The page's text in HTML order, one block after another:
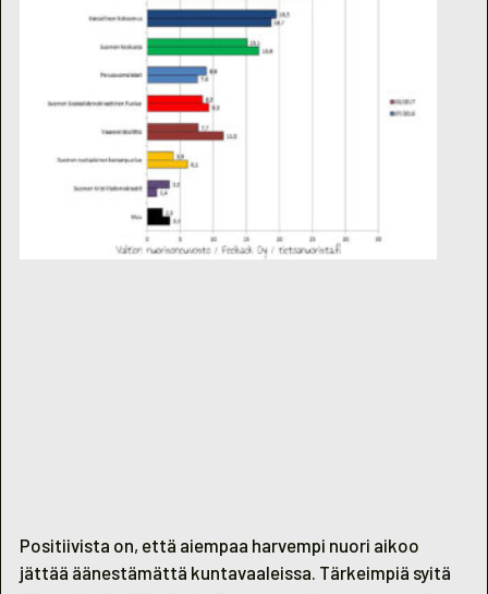
Positiivista on, että aiempaa harvempi nuori aikoo
jättää äänestämättä kuntavaaleissa. Tärkeimpiä syitä